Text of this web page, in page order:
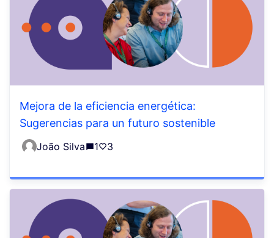
Mejora de la eficiencia energética:
Sugerencias para un futuro sostenible
João Silva 1 3